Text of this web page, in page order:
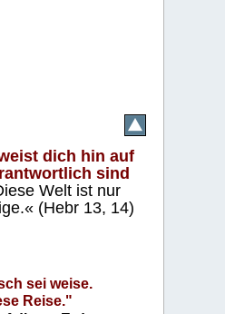
dich hin auf
sind
Welt ist nur
(Hebr 13, 14)
sei weise.
Reise."